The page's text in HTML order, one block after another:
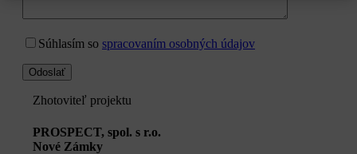
Súhlasím so spracovaním osobných údajov
Zhotoviteľ projektu
PROSPECT, spol. s r.o.
Nové Zámky